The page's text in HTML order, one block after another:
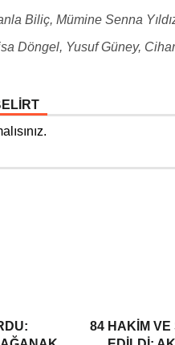
Biliç, Mümine Senna
Döngel, Yusuf Güney,
84 HAKIM VE